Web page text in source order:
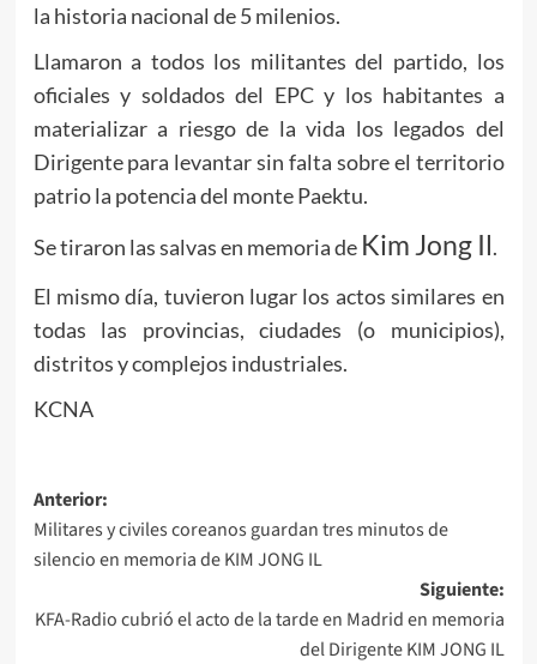
la historia nacional de 5 milenios.
Llamaron a todos los militantes del partido, los
oficiales y soldados del EPC y los habitantes a
materializar a riesgo de la vida los legados del
Dirigente para levantar sin falta sobre el territorio
patrio la potencia del monte Paektu.
Se tiraron las salvas en memoria de Kim Jong Il.
El mismo día, tuvieron lugar los actos similares en
todas las provincias, ciudades (o municipios),
distritos y complejos industriales.
KCNA
Navegación
de
entradas
Anterior:
Militares y civiles coreanos guardan tres minutos de
silencio en memoria de KIM JONG IL
Siguiente:
KFA-Radio cubrió el acto de la tarde en Madrid en memoria
del Dirigente KIM JONG IL